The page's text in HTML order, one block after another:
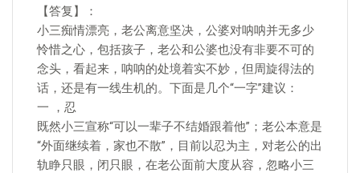
【答复】：
小三痴情漂亮，老公离意坚决，公婆对呐呐并无多少
怜惜之心，包括孩子，老公和公婆也没有非要不可的
念头，看起来，呐呐的处境着实不妙，但周旋得法的
话，还是有一线生机的。下面是几个“一字”建议：
一 ，忍
既然小三宣称“可以一辈子不结婚跟着他”；老公本意是
“外面继续着，家也不散”，目前以忍为主，对老公的出
轨睁只眼，闭只眼，在老公面前大度从容，忽略小三